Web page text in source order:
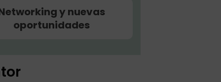
y nuevas
oportunidades